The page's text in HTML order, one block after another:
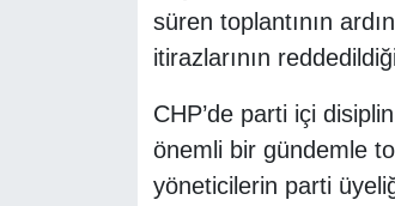
süren toplantının
itirazlarının
CHP’de parti içi
önemli bir gündemle
yöneticilerin parti